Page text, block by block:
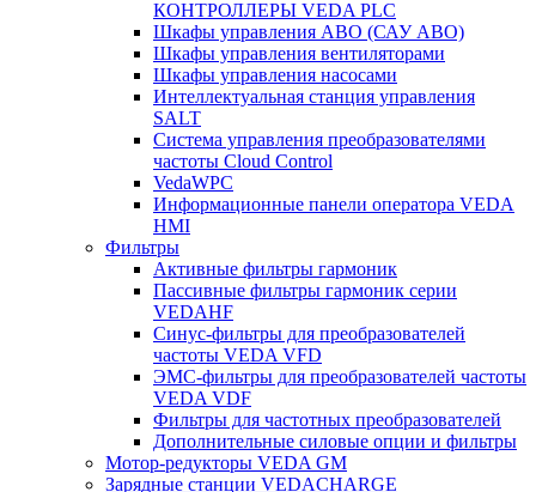
КОНТРОЛЛЕРЫ VEDA PLC
Шкафы управления АВО (САУ АВО)
Шкафы управления вентиляторами
Шкафы управления насосами
Интеллектуальная станция управления
SALT
Система управления преобразователями
частоты Cloud Control
VedaWPC
Информационные панели оператора VEDA
HMI
Фильтры
Активные фильтры гармоник
Пассивные фильтры гармоник серии
VEDAHF
Синус-фильтры для преобразователей
частоты VEDA VFD
ЭМС-фильтры для преобразователей частоты
VEDA VDF
Фильтры для частотных преобразователей
Дополнительные силовые опции и фильтры
Мотор-редукторы VEDA GM
Зарядные станции VEDACHARGE